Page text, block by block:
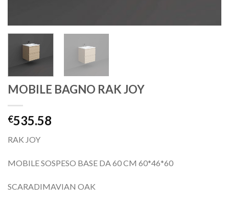
MOBILE BAGNO RAK JOY
€535.58
RAK JOY
MOBILE SOSPESO BASE DA 60 CM 60*46*60
SCARADIMAVIAN OAK